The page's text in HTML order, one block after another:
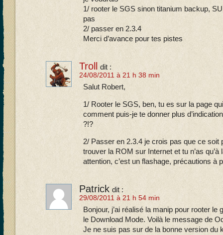
1/ rooter le SGS sinon titanium backup,
pas
2/ passer en 2.3.4
Merci d’avance pour tes pistes
Troll dit :
24/08/2011 à 21 h 38 min
Salut Robert,
1/ Rooter le SGS, ben, tu es sur la page
comment puis-je te donner plus
?!?
2/ Passer en 2.3.4 je crois pas que ce soit
trouver la ROM sur Internet et tu n’as
attention, c’est un flashage, précautions à
Patrick dit :
29/08/2011 à 21 h 54 min
Bonjour, j’ai réalisé la manip pour rooter le
le Download Mode. Voilà le message de
Je ne suis pas sur de la bonne version du